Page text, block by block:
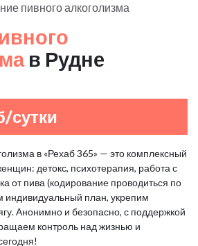
пивного алкоголизма
в Рудне
сутки
в «Рехаб 365» — это комплексный
детокс, психотерапия, работа с
от пива (кодирование проводиться по
индивидуальный план, укрепим
Анонимно и безопасно, с поддержкой
контроль над жизнью и